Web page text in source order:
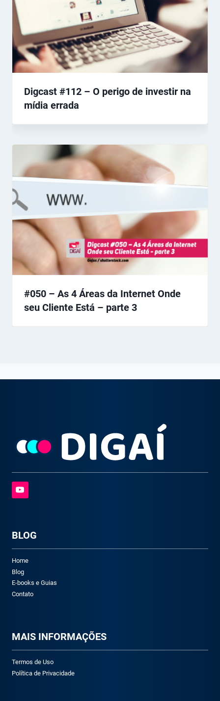
Digcast #112 – O perigo de investir na
mídia errada
#050 – As 4 Áreas da Internet Onde
seu Cliente Está – parte 3
BLOG
Home
Blog
E-books e Guias
Contato
MAIS INFORMAÇÕES
Termos de Uso
Política de Privacidade